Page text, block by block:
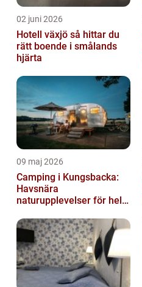
02 juni 2026
Hotell växjö så hittar du
rätt boende i smålands
hjärta
09 maj 2026
Camping i Kungsbacka:
Havsnära
naturupplevelser för hela